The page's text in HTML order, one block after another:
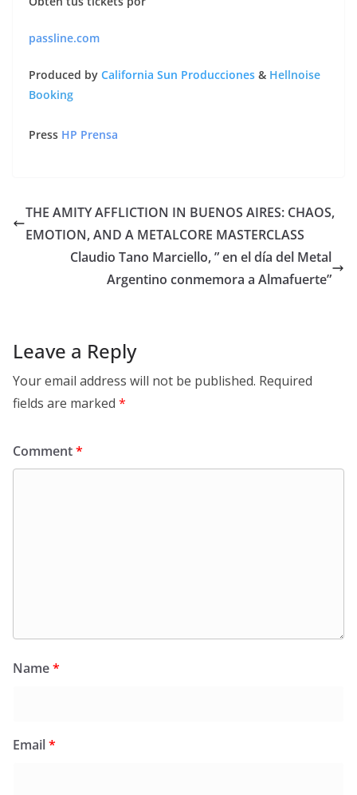
passline.com
Produced by California Sun Producciones & Hellnoise
Booking
Press HP Prensa
THE AMITY AFFLICTION IN BUENOS AIRES: CHAOS,
EMOTION, AND A METALCORE MASTERCLASS
Claudio Tano Marciello, ” en el día del Metal
Argentino conmemora a Almafuerte”
Leave a Reply
Your email address will not be published. Required
fields are marked *
Comment*
Name*
Email*